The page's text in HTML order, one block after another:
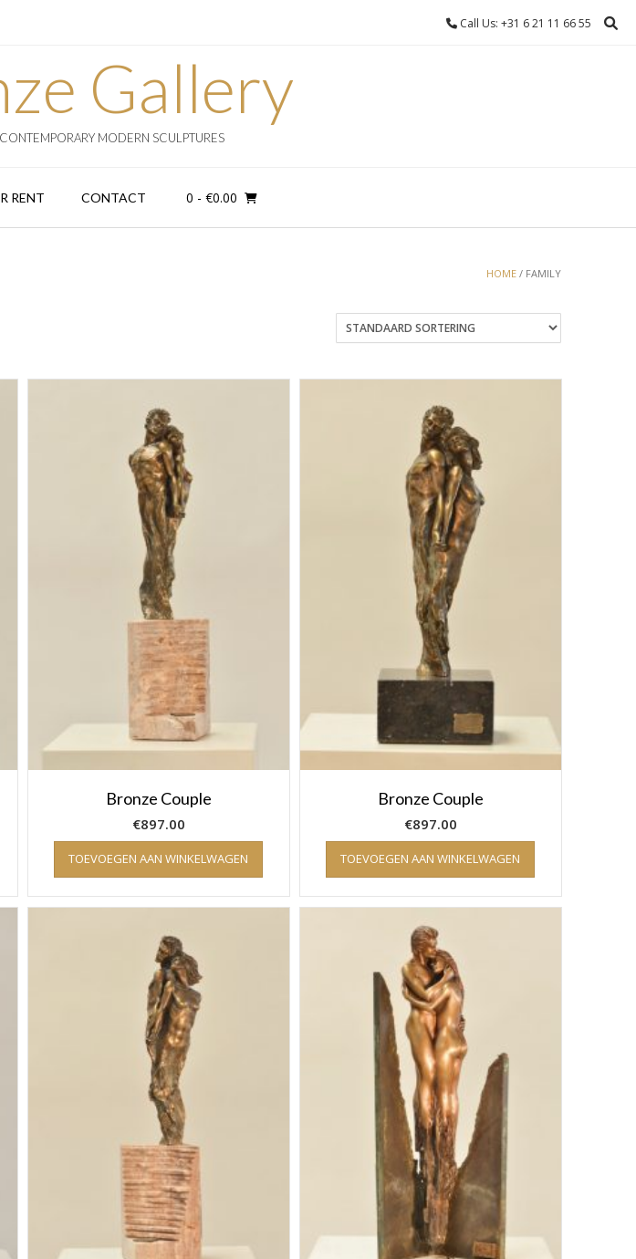
Call Us: +31 6 21 11 66 55
Gallery
MODERN SCULPTURES
RENT CONTACT 0 - €0.00
HOME / FAMILY
Bronze Couple
€897.00
TOEVOEGEN AAN WINKELWAGEN
Bronze Couple
€897.00
TOEVOEGEN AAN WINKELWAGEN